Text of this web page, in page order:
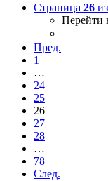
Страница 26 из
Перейти
Пред.
1
…
24
25
26
27
28
…
78
След.